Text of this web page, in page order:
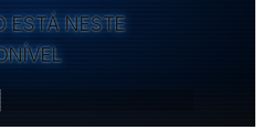
ESTÁ NESTE